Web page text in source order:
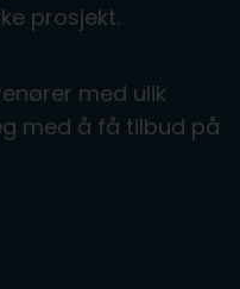
prosjekt.
med ulik
med å få tilbud på